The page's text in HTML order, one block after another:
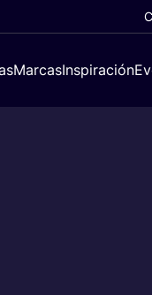
MarcasInspiración